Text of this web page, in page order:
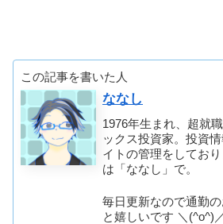
この記事を書いた人
ななし
1976年生まれ、超就
ックス投資家。投資
イトの管理をしてお
は「ななし」で。
毎日更新なので通勤
と嬉しいです ＼(^o^)